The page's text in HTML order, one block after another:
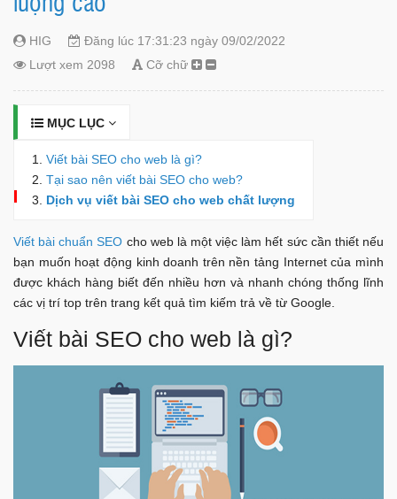
HIG
Đăng lúc 17:31:23 ngày 09/02/2022
Lượt xem 2098
Cỡ chữ
MỤC LỤC
Viết bài SEO cho web là gì?
Tại sao nên viết bài SEO cho web?
Dịch vụ viết bài SEO cho web chất lượng
Viết bài chuẩn SEO cho web là một việc làm hết sức cần thiết nếu
bạn muốn hoạt động kinh doanh trên nền tảng Internet của mình
được khách hàng biết đến nhiều hơn và nhanh chóng thống lĩnh
các vị trí top trên trang kết quả tìm kiếm trả về từ Google.
Viết bài SEO cho web là gì?